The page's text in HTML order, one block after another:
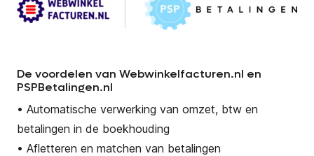
De voordelen van Webwinkelfacturen.nl en
PSPBetalingen.nl
• Automatische verwerking van omzet, btw en
betalingen in de boekhouding
• Afletteren en matchen van betalingen